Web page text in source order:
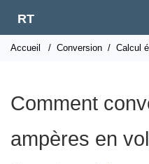
RT
Accueil / Conversion / Calcul
Comment
ampères en